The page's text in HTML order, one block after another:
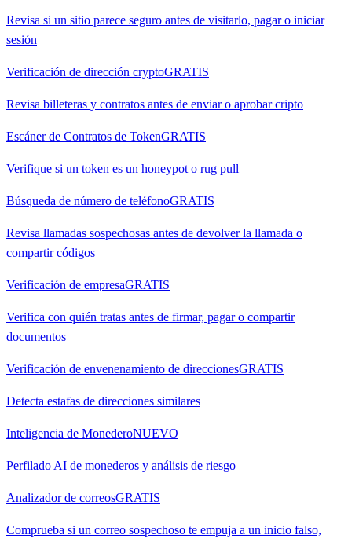
Revisa si un sitio parece seguro antes de visitarlo, pagar o iniciar
sesión
Verificación de dirección cryptoGRATIS
Revisa billeteras y contratos antes de enviar o aprobar cripto
Escáner de Contratos de TokenGRATIS
Verifique si un token es un honeypot o rug pull
Búsqueda de número de teléfonoGRATIS
Revisa llamadas sospechosas antes de devolver la llamada o
compartir códigos
Verificación de empresaGRATIS
Verifica con quién tratas antes de firmar, pagar o compartir
documentos
Verificación de envenenamiento de direccionesGRATIS
Detecta estafas de direcciones similares
Inteligencia de MonederoNUEVO
Perfilado AI de monederos y análisis de riesgo
Analizador de correosGRATIS
Comprueba si un correo sospechoso te empuja a un inicio falso,